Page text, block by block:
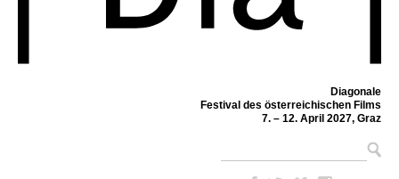
Diagonale
Festival des österreichischen Films
7. – 12. April 2027, Graz